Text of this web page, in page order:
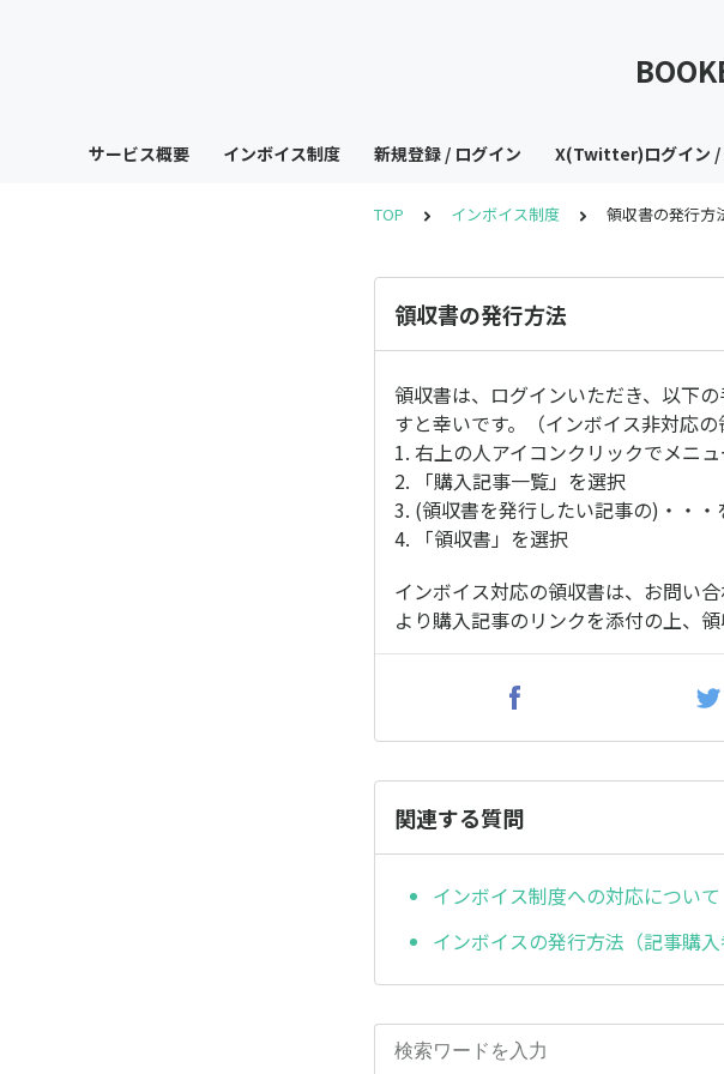
サービス概要 インボイス制度 新規登録 / ログイン X(Twitter)ログイン /
TOP インボイス制度 領収書の発行方
領収書の発行方法
領収書は、ログインいただき、以下
すと幸いです。（インボイス非対応
1. 右上の人アイコンクリックでメニュ
2. 「購入記事一覧」を選択
3. (領収書を発行したい記事の)・・・
4. 「領収書」を選択
インボイス対応の領収書は、お問い
より購入記事のリンクを添付の上、
関連する質問
インボイス制度への対応について
インボイスの発行方法（記事購入